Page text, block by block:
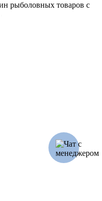
рыболовных товаров с